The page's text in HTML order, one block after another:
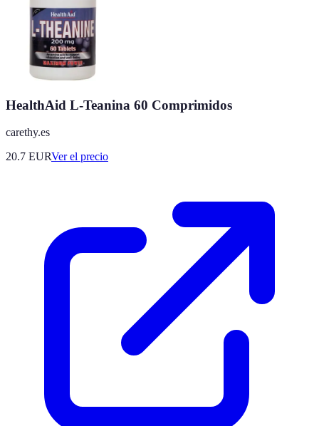
HealthAid L-Teanina 60 Comprimidos
carethy.es
20.7 EURVer el precio